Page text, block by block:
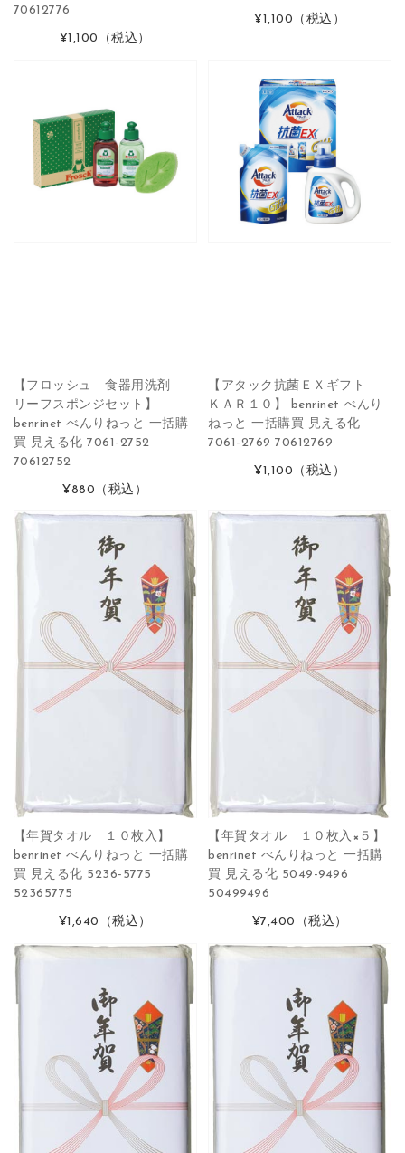
70612776
¥1,100 （税込）
¥1,100 （税込）
【フロッシュ 食器用洗剤
リーフスポンジセット】
benrinet べんりねっと 一括購
買 見える化 7061-2752
70612752
¥880 （税込）
【アタック抗菌ＥＸギフト
ＫＡＲ１０】 benrinet べんり
ねっと 一括購買 見える化
7061-2769 70612769
¥1,100 （税込）
【年賀タオル １０枚入】
benrinet べんりねっと 一括購
買 見える化 5236-5775
52365775
¥1,640 （税込）
【年賀タオル １０枚入×５】
benrinet べんりねっと 一括購
買 見える化 5049-9496
50499496
¥7,400 （税込）